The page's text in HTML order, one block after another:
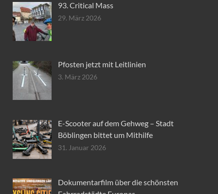
93. Critical Mass
29. März 2026
Pfosten jetzt mit Leitlinien
3. März 2026
E-Scooter auf dem Gehweg – Stadt
Böblingen bittet um Mithilfe
31. Januar 2026
Dokumentarfilm über die schönsten